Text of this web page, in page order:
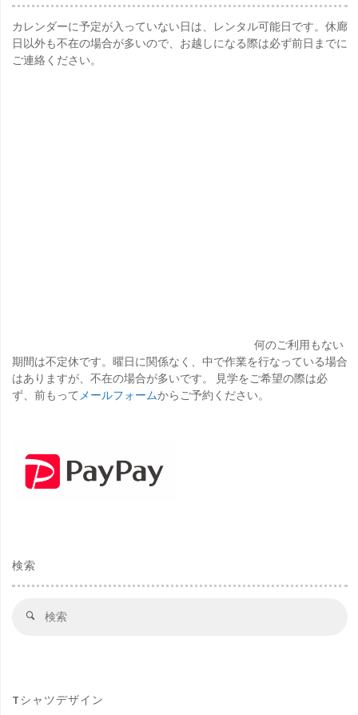
カレンダーに予定が入っていない日は、レンタル可能日です。休廊
日以外も不在の場合が多いので、お越しになる際は必ず前日までに
ご連絡ください。
何のご利用もない
期間は不定休です。曜日に関係なく、中で作業を行なっている場合
はありますが、不在の場合が多いです。 見学をご希望の際は必
ず、前もって メールフォームからご予約ください。
検索
検
Tシャツデザイン